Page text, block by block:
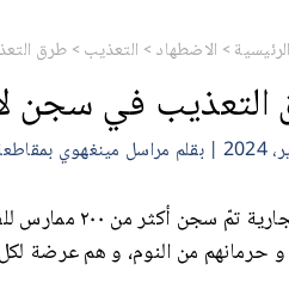
> الاضطهاد> التعذيب>طرق
في سجن
حسب الإحصائيات
و حرمانهم من النوم، و هم عرضة